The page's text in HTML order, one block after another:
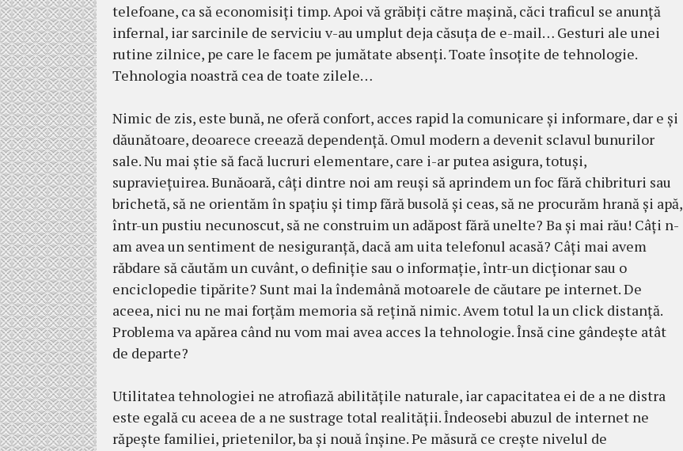
telefoane, ca să economisiţi timp. Apoi vă grăbiţi către maşină, căci traficul se anunţă
infernal, iar sarcinile de ser­viciu v-au umplut deja căsuţa de e-mail… Gesturi ale unei
rutine zilnice, pe care le facem pe jumătate absenţi. Toate în­soţite de tehnologie.
Tehnologia noastră cea de toate zilele…
Nimic de zis, este bună, ne oferă con­fort, acces rapid la comunicare şi informare, dar e şi
dăunătoare, deoarece creează dependenţă. Omul modern a devenit sclavul bunurilor
sale. Nu mai ştie să facă lucruri elementare, care i-ar putea asigura, totuşi,
supravieţuirea. Bunăoară, câţi dintre noi am reuşi să aprin­dem un foc fără chibrituri sau
brichetă, să ne orien­tăm în spaţiu şi timp fără busolă şi ceas, să ne procurăm hrană şi apă,
într-un pustiu necunoscut, să ne construim un adăpost fără unelte? Ba şi mai rău! Câţi n-
am avea un sentiment de nesiguranţă, dacă am uita telefonul acasă? Câţi mai avem
răbdare să căutăm un cuvânt, o definiţie sau o informaţie, într-un dicţionar sau o
enciclopedie tipărite? Sunt mai la îndemână motoarele de căutare pe internet. De
aceea, nici nu ne mai forţăm memoria să reţină nimic. Avem totul la un click distanţă.
Problema va apărea când nu vom mai avea acces la tehnologie. Însă cine gândeşte atât
de departe?
Utilitatea tehnologiei ne atrofiază abilităţile naturale, iar capacitatea ei de a ne distra
este egală cu aceea de a ne sustrage total realităţii. Îndeosebi abuzul de internet ne
răpeşte familiei, prietenilor, ba şi nouă înşine. Pe mă­sură ce creşte nivelul de